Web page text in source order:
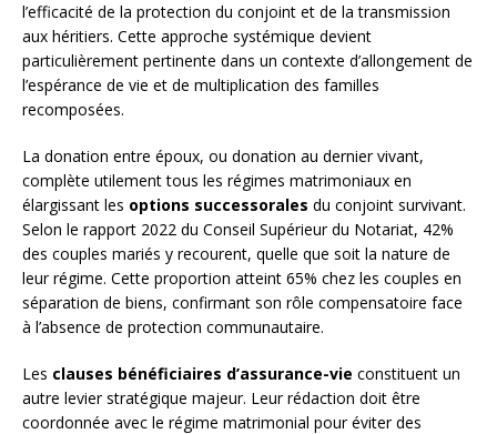
l’efficacité de la protection du conjoint et de la transmission
aux héritiers. Cette approche systémique devient
particulièrement pertinente dans un contexte d’allongement de
l’espérance de vie et de multiplication des familles
recomposées.
La donation entre époux, ou donation au dernier vivant,
complète utilement tous les régimes matrimoniaux en
élargissant les options successorales du conjoint survivant.
Selon le rapport 2022 du Conseil Supérieur du Notariat, 42%
des couples mariés y recourent, quelle que soit la nature de
leur régime. Cette proportion atteint 65% chez les couples en
séparation de biens, confirmant son rôle compensatoire face
à l’absence de protection communautaire.
Les clauses bénéficiaires d’assurance-vie constituent un
autre levier stratégique majeur. Leur rédaction doit être
coordonnée avec le régime matrimonial pour éviter des